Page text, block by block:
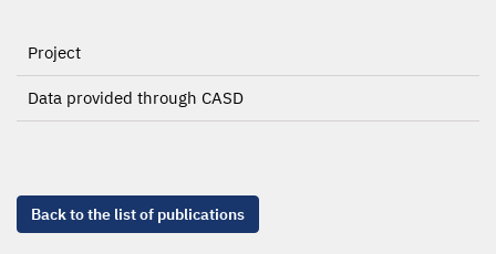
Project
Data provided through CASD
Back to the list of publications